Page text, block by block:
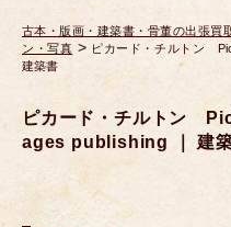
古本・版画・建築書・骨董の出張買
ン・写真 > ピカード・チルトン
建築書
ピカード・チルトン
ages publishing ｜ 建